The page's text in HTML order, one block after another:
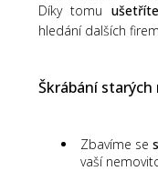
Díky tomu
hledání dalších
Škrábání starých
Zbavíme se
vaší